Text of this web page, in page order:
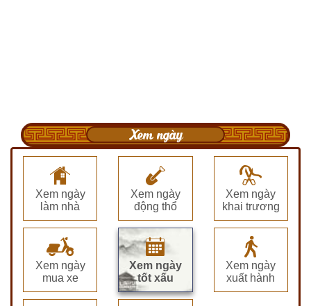
Xem ngày
Xem ngày
làm nhà
Xem ngày
động thổ
Xem ngày
khai trương
Xem ngày
mua xe
Xem ngày
tốt xấu
Xem ngày
xuất hành